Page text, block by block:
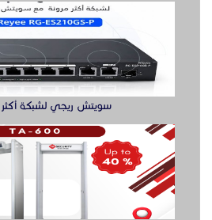
سويتش ريجي لشبكة أكثر